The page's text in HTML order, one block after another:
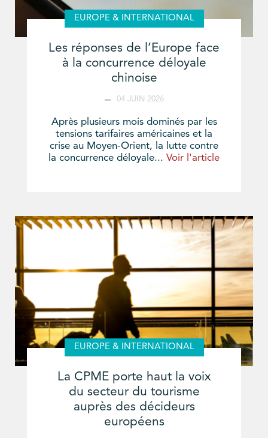
EUROPE & INTERNATIONAL
Les réponses de l’Europe face
à la concurrence déloyale
chinoise
04 JUIN 2026
Après plusieurs mois dominés par les
tensions tarifaires américaines et la
crise au Moyen-Orient, la lutte contre
la concurrence déloyale... Voir l'article
EUROPE & INTERNATIONAL
La CPME porte haut la voix
du secteur du tourisme
auprès des décideurs
européens